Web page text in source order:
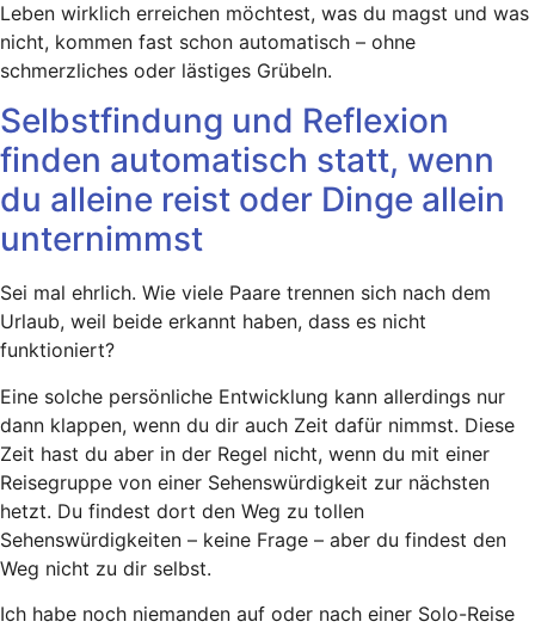
Leben wirklich erreichen möchtest, was du magst und was
nicht, kommen fast schon automatisch – ohne
schmerzliches oder lästiges Grübeln.
Selbstfindung und Reflexion
finden automatisch statt, wenn
du alleine reist oder Dinge allein
unternimmst
Sei mal ehrlich. Wie viele Paare trennen sich nach dem
Urlaub, weil beide erkannt haben, dass es nicht
funktioniert?
Eine solche persönliche Entwicklung kann allerdings nur
dann klappen, wenn du dir auch Zeit dafür nimmst. Diese
Zeit hast du aber in der Regel nicht, wenn du mit einer
Reisegruppe von einer Sehenswürdigkeit zur nächsten
hetzt. Du findest dort den Weg zu tollen
Sehenswürdigkeiten – keine Frage – aber du findest den
Weg nicht zu dir selbst.
Ich habe noch niemanden auf oder nach einer Solo-Reise